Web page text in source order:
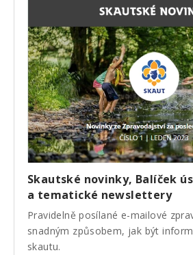
Skautské novinky, Balíček
a tematické newslettery
Pravidelně posílané e-mailové
snadným způsobem, jak být
skautu.